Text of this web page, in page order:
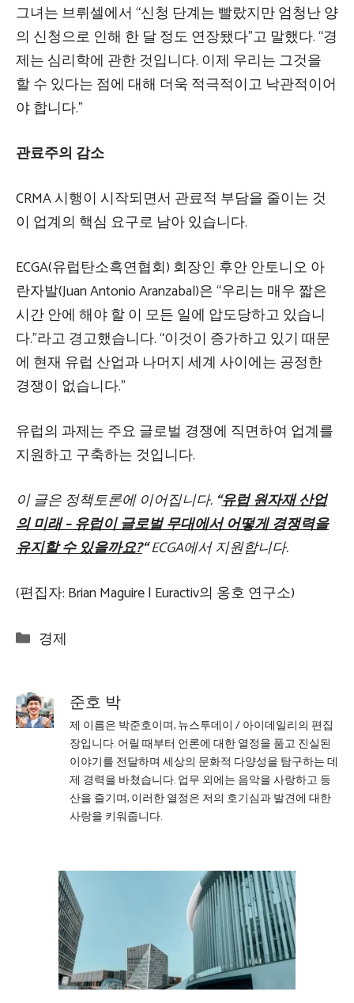
그녀는 브뤼셀에서 “신청 단계는 빨랐지만 엄청난 양
의 신청으로 인해 한 달 정도 연장됐다”고 말했다. “경
제는 심리학에 관한 것입니다. 이제 우리는 그것을
할 수 있다는 점에 대해 더욱 적극적이고 낙관적이어
야 합니다.”
관료주의 감소
CRMA 시행이 시작되면서 관료적 부담을 줄이는 것
이 업계의 핵심 요구로 남아 있습니다.
ECGA(유럽탄소흑연협회) 회장인 후안 안토니오 아
란자발(Juan Antonio Aranzabal)은 “우리는 매우 짧은
시간 안에 해야 할 이 모든 일에 압도당하고 있습니
다.”라고 경고했습니다. “이것이 증가하고 있기 때문
에 현재 유럽 산업과 나머지 세계 사이에는 공정한
경쟁이 없습니다.”
유럽의 과제는 주요 글로벌 경쟁에 직면하여 업계를
지원하고 구축하는 것입니다.
이 글은 정책토론에 이어집니다. “유럽 ​​원자재 산업
의 미래 – 유럽이 글로벌 무대에서 어떻게 경쟁력을
유지할 수 있을까요?“ECGA에서 지원합니다.
(편집자: Brian Maguire | Euractiv의 옹호 연구소)
Categories
경제
준호 박
제 이름은 박준호이며, 뉴스투데이 / 아이데일리의 편집
장입니다. 어릴 때부터 언론에 대한 열정을 품고 진실된
이야기를 전달하며 세상의 문화적 다양성을 탐구하는 데
제 경력을 바쳤습니다. 업무 외에는 음악을 사랑하고 등
산을 즐기며, 이러한 열정은 저의 호기심과 발견에 대한
사랑을 키워줍니다.